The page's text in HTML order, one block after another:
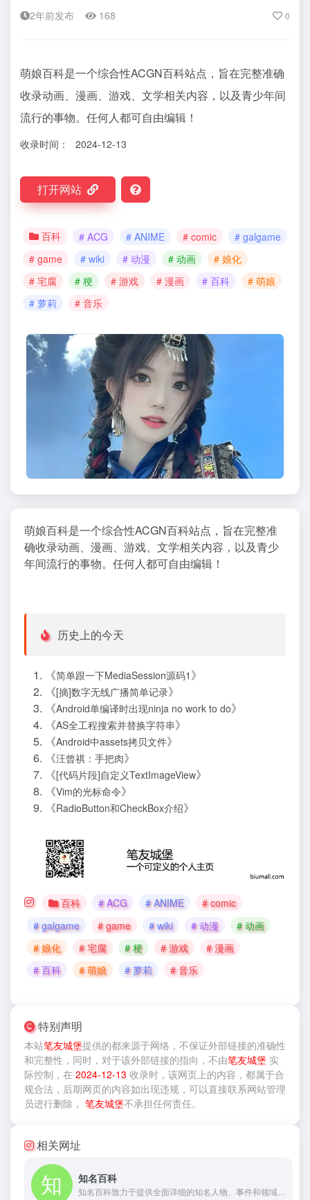
2年前发布 168 0
萌娘百科是一个综合性ACGN百科站点，旨在完整准确
收录动画、漫画、游戏、文学相关内容，以及青少年间
流行的事物。任何人都可自由编辑！
收录时间： 2024-12-13
打开网站
百科 # ACG # ANIME # comic
# galgame
# game
# wiki # 动漫 # 动画
# 娘化
# 宅腐
# 梗 # 游戏 # 漫画 # 百科
# 萌娘
# 萝莉
# 音乐
萌娘百科是一个综合性ACGN百科站点，旨在完整准
确收录动画、漫画、游戏、文学相关内容，以及青少
年间流行的事物。任何人都可自由编辑！
历史上的今天
《简单跟一下MediaSession源码1 》
《[摘]数字无线广播简单记录》
《Android单编译时出现ninja no work to do》
《AS全工程搜索并替换字符串》
《Android中assets拷贝文件》
《汪曾祺：手把肉》
《[代码片段]自定义TextImageView》
《Vim的光标命令》
《RadioButton和CheckBox介绍》
百科 # ACG # ANIME
# comic
# galgame
# game # wiki # 动漫
# 动画
# 娘化
# 宅腐 # 梗 # 游戏
# 漫画
# 百科
# 萌娘 # 萝莉 # 音乐
特别声明
本站笔友城堡提供的都来源于网络，不保证外部链接的准确性
和完整性，同时，对于该外部链接的指向，不由笔友城堡 实
际控制，在 2024-12-13 收录时，该网页上的内容，都属于合
规合法，后期网页的内容如出现违规，可以直接联系网站管理
员进行删除， 笔友城堡不承担任何责任。
相关网址
知名百科
知名百科致力于提供全面详细的知名人物、事件和领域解读。介绍各行各业的知名人物，深入解析各种知名事件，探索各个领域的发展和创新。让您了解更多、学习更多、拓宽视野。